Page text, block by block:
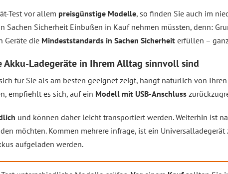
Test vor allem preisgünstige Modelle, so finden Sie auch im
Sachen Sicherheit Einbußen in Kauf nehmen müssten, denn:
Geräte die Mindeststandards in Sachen Sicherheit erfüllen –
Akku-Ladegeräte in Ihrem Alltag sinnvoll sind
für Sie als am besten geeignet zeigt, hängt natürlich von Ihren
empfiehlt es sich, auf ein Modell mit USB-Anschluss
und können daher leicht transportiert werden. Weiterhin ist
möchten. Kommen mehrere infrage, ist ein
aufgeladen werden.